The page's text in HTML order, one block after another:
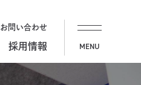
お問い合わせ
採用情報 MENU